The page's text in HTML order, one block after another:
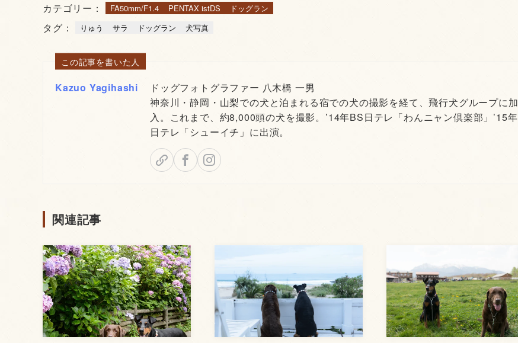
カテゴリー： FA50mm/F1.4 PENTAX istDS ドッグラン
タグ： りゅう サラ ドッグラン 犬写真
この記事を書いた人
Kazuo Yagihashi
ドッグフォトグラファー 八木橋 一男
神奈川・静岡・山梨での犬と泊まれる宿での犬の撮影を経て、飛行犬グループに加
入。これまで、約8,000頭の犬を撮影。’14年BS日テレ「わんニャン倶楽部」’15年
日テレ「シューイチ」に出演。
関連記事